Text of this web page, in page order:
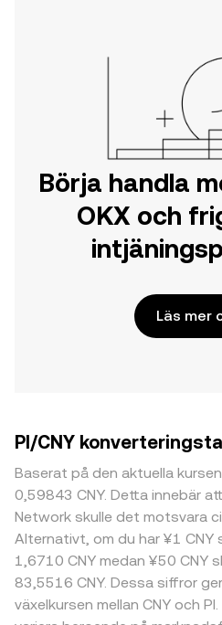
Börja handla
OKX och
Läs mer
PI/CNY
Baserat på den aktuella
0,59843 CNY. Detta innebär
Network skulle det motsvara
Alternativt, om du har ¥1 CNY
1,6710 CNY medan ¥50 CNY
83,5516 CNY. Dessa siffror
växelkursen mellan CNY och